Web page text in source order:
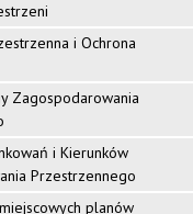
i Ochrona
Zagospodarowania
i Kierunków
Przestrzennego
planów